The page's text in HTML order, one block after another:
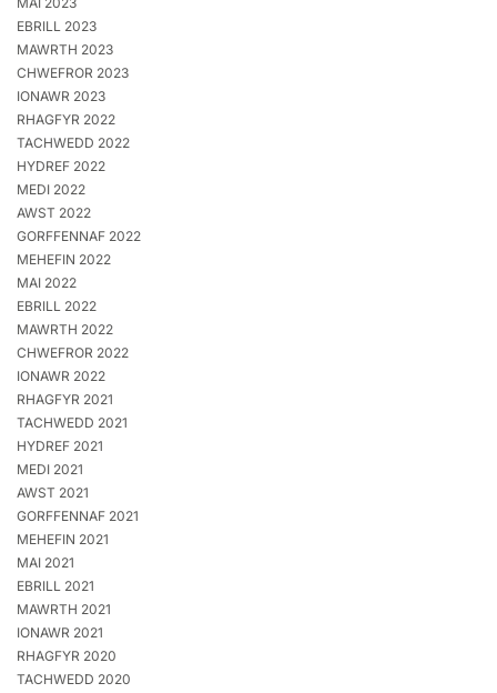
EBRILL 2023
MAWRTH 2023
CHWEFROR 2023
IONAWR 2023
RHAGFYR 2022
TACHWEDD 2022
HYDREF 2022
MEDI 2022
AWST 2022
GORFFENNAF 2022
MEHEFIN 2022
MAI 2022
EBRILL 2022
MAWRTH 2022
CHWEFROR 2022
IONAWR 2022
RHAGFYR 2021
TACHWEDD 2021
HYDREF 2021
MEDI 2021
AWST 2021
GORFFENNAF 2021
MEHEFIN 2021
MAI 2021
EBRILL 2021
MAWRTH 2021
IONAWR 2021
RHAGFYR 2020
TACHWEDD 2020